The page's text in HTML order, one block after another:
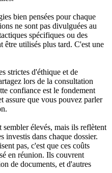
bien pensées pour chaque
ne sont pas divulguées au
spécifiques ou des
être utilisés plus tard. C'est une
strictes d'éthique et de
lors de la consultation
confiance est le fondement
assure que vous pouvez parler
élevés, mais ils reflètent
investis dans chaque dossier.
pas, c'est que ces coûts
en réunion. Ils couvrent
de documents, et d'autres